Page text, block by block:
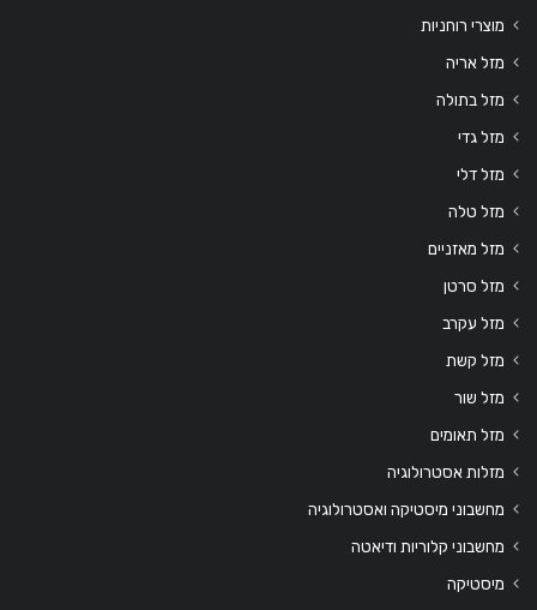
מוצרי רוחניות
מזל אריה
מזל בתולה
מזל גדי
מזל דלי
מזל טלה
מזל מאזניים
מזל סרטן
מזל עקרב
מזל קשת
מזל שור
מזל תאומים
מזלות אסטרולוגיה
מחשבוני מיסטיקה ואסטרולוגיה
מחשבוני קלוריות ודיאטה
מיסטיקה